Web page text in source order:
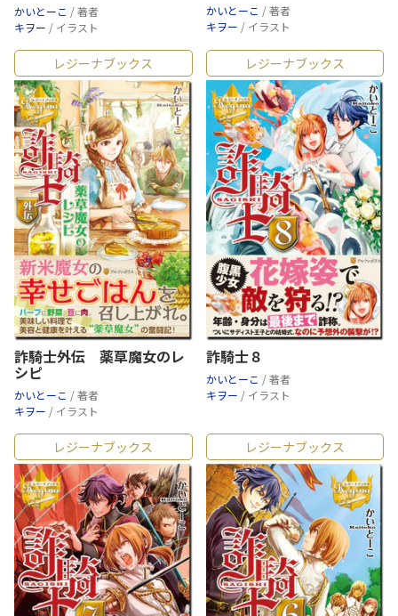
かいとーこ / 著者
キヲー / イラスト
かいとーこ / 著者
キヲー / イラスト
レジーナブックス
詐騎士外伝 薬草魔女のレ
シピ
かいとーこ / 著者
キヲー / イラスト
レジーナブックス
詐騎士８
かいとーこ / 著者
キヲー / イラスト
レジーナブックス レジーナブックス